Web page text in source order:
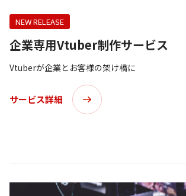
NEW RELEASE
企業専用Vtuber制作サービス
Vtuberが企業とお客様の架け橋に
サービス詳細